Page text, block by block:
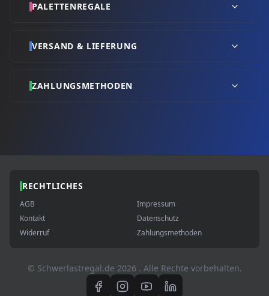
PALETTENREGALE
VERSAND & LIEFERUNG
ZAHLUNGSMETHODEN
RECHTLICHES
AGB
Impressum
Kontakt
Datenschutz
Widerruf
Zahlungsmethoden
© Schwerlastregal.de 2026 . Alle Rechte vorbehalten.